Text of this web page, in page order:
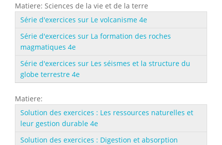
Matiere: Sciences de la vie et de la terre
Série d'exercices sur Le volcanisme 4e
Série d'exercices sur La formation des roches
magmatiques 4e
Série d'exercices sur Les séismes et la structure du
globe terrestre 4e
Matiere:
Solution des exercices : Les ressources naturelles et
leur gestion durable 4e
Solution des exercices : Digestion et absorption